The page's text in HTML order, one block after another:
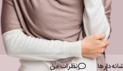
نظرات من